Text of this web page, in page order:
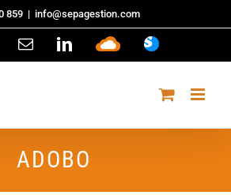
859 | info@sepagestion.com
CorreoLinkedIn
Sepa
ADOBO